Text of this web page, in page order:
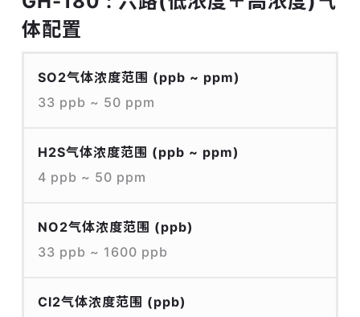
体配置
SO2气体浓度范围 (ppb ~ ppm)
33 ppb ~ 50 ppm
H2S气体浓度范围 (ppb ~ ppm)
4 ppb ~ 50 ppm
NO2气体浓度范围 (ppb)
33 ppb ~ 1600 ppb
Cl2气体浓度范围 (ppb)